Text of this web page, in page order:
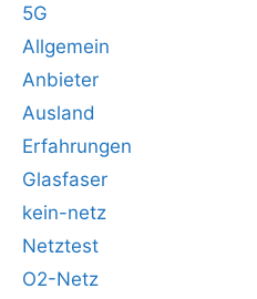
5G
Allgemein
Anbieter
Ausland
Erfahrungen
Glasfaser
kein-netz
Netztest
O2-Netz